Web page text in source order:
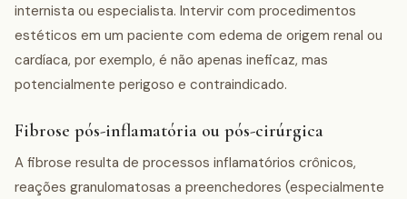
internista ou especialista. Intervir com procedimentos
estéticos em um paciente com edema de origem renal ou
cardíaca, por exemplo, é não apenas ineficaz, mas
potencialmente perigoso e contraindicado.
Fibrose pós-inflamatória ou pós-cirúrgica
A fibrose resulta de processos inflamatórios crônicos,
reações granulomatosas a preenchedores (especialmente